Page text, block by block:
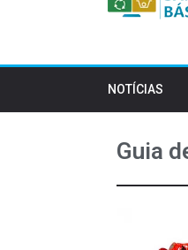
NOTÍCIAS
Guia